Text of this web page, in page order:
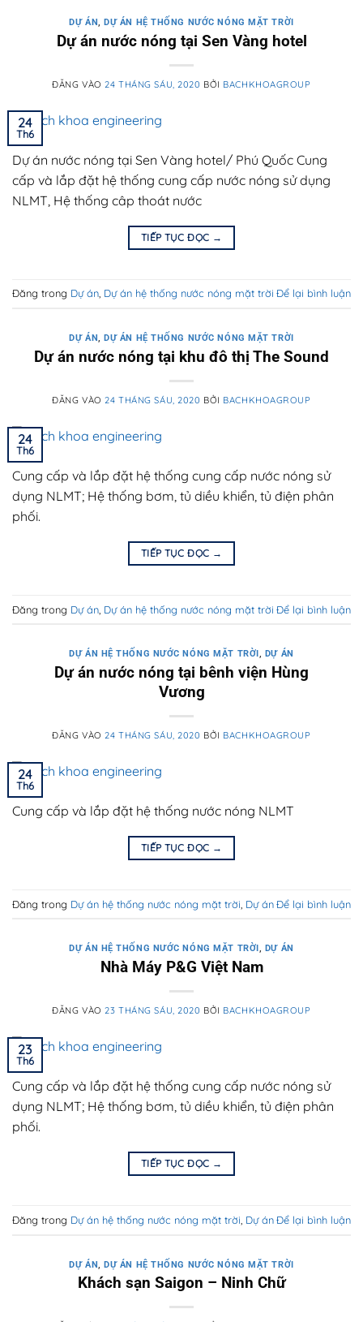
DỰ ÁN,DỰ ÁN HỆ THỐNG NƯỚC NÓNG MẶT TRỜI
Dự án nước nóng tại Sen Vàng hotel
ĐĂNG VÀO24 THÁNG SÁU, 2020 BỞI BACHKHOAGROUP
24
Th6
Dự án nước nóng tại Sen Vàng hotel/ Phú Quốc Cung
cấp và lắp đặt hệ thống cung cấp nước nóng sử dụng
NLMT, Hệ thống câp thoát nước
TIẾP TỤC ĐỌC →
Đăng trong Dự án, Dự án hệ thống nước nóng mặt trời Để lại bình luận
DỰ ÁN, DỰ ÁN HỆ THỐNG NƯỚC NÓNG MẶT TRỜI
Dự án nước nóng tại khu đô thị The Sound
ĐĂNG VÀO24 THÁNG SÁU, 2020 BỞI BACHKHOAGROUP
24
Th6
Cung cấp và lắp đặt hệ thống cung cấp nước nóng sử
dụng NLMT; Hệ thống bơm, tủ diều khiển, tủ điện phân
phối.
TIẾP TỤC ĐỌC →
Đăng trong Dự án Dự án hệ thống nước nóng mặt trời Để lại bình luận
DỰ ÁN HỆ THỐNG NƯỚC NÓNG MẶT TRỜI , DỰ ÁN
Dự án nước nóng tại bênh viện Hùng
Vương
ĐĂNG VÀO24 THÁNG SÁU, 2020 BỞI BACHKHOAGROUP
24
Th6
Cung cấp và lắp đặt hệ thống nước nóng NLMT
TIẾP TỤC ĐỌC →
Đăng trong Dự án hệ thống nước nóng mặt trời Dự ánĐể lại bình luận
DỰ ÁN HỆ THỐNG NƯỚC NÓNG MẶT TRỜI , DỰ ÁN
Nhà Máy P&G Việt Nam
ĐĂNG VÀO23 THÁNG SÁU, 2020 BỞI BACHKHOAGROUP
23
Th6
Cung cấp và lắp đặt hệ thống cung cấp nước nóng sử
dụng NLMT; Hệ thống bơm, tủ diều khiển, tủ điện phân
phối.
TIẾP TỤC ĐỌC →
Đăng trong Dự án hệ thống nước nóng mặt trời Dự ánĐể lại bình luận
DỰ ÁN ,DỰ ÁN HỆ THỐNG NƯỚC NÓNG MẶT TRỜI
Khách sạn Saigon – Ninh Chữ